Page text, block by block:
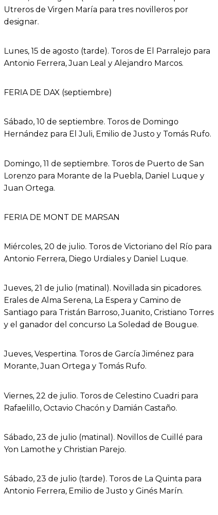
Utreros de Virgen María para tres novilleros por
designar.
Lunes, 15 de agosto (tarde). Toros de El Parralejo para
Antonio Ferrera, Juan Leal y Alejandro Marcos.
FERIA DE DAX (septiembre)
Sábado, 10 de septiembre. Toros de Domingo
Hernández para El Juli, Emilio de Justo y Tomás Rufo.
Domingo, 11 de septiembre. Toros de Puerto de San
Lorenzo para Morante de la Puebla, Daniel Luque y
Juan Ortega.
FERIA DE MONT DE MARSAN
Miércoles, 20 de julio. Toros de Victoriano del Río para
Antonio Ferrera, Diego Urdiales y Daniel Luque.
Jueves, 21 de julio (matinal). Novillada sin picadores.
Erales de Alma Serena, La Espera y Camino de
Santiago para Tristán Barroso, Juanito, Cristiano Torres
y el ganador del concurso La Soledad de Bougue.
Jueves, Vespertina. Toros de García Jiménez para
Morante, Juan Ortega y Tomás Rufo.
Viernes, 22 de julio. Toros de Celestino Cuadri para
Rafaelillo, Octavio Chacón y Damián Castaño.
Sábado, 23 de julio (matinal). Novillos de Cuillé para
Yon Lamothe y Christian Parejo.
Sábado, 23 de julio (tarde). Toros de La Quinta para
Antonio Ferrera, Emilio de Justo y Ginés Marín.